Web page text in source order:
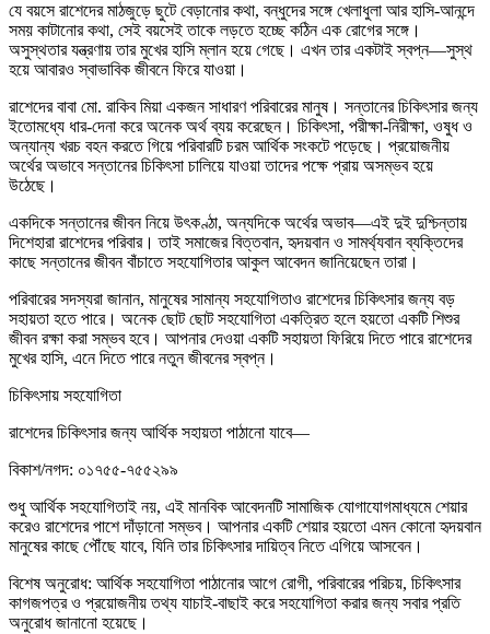
যে বয়সে রাশেদের মাঠজুড়ে ছুটে বেড়ানোর কথা, বন্ধুদের সঙ্গে খেলাধুলা আর হাসি-আনন্দে
সময় কাটানোর কথা, সেই বয়সেই তাকে লড়তে হচ্ছে কঠিন এক রোগের সঙ্গে।
অসুস্থতার যন্ত্রণায় তার মুখের হাসি ম্লান হয়ে গেছে। এখন তার একটাই স্বপ্ন—সুস্থ
হয়ে আবারও স্বাভাবিক জীবনে ফিরে যাওয়া।
রাশেদের বাবা মো. রাকিব মিয়া একজন সাধারণ পরিবারের মানুষ। সন্তানের চিকিৎসার জন্য
ইতোমধ্যে ধার-দেনা করে অনেক অর্থ ব্যয় করেছেন। চিকিৎসা, পরীক্ষা-নিরীক্ষা, ওষুধ ও
অন্যান্য খরচ বহন করতে গিয়ে পরিবারটি চরম আর্থিক সংকটে পড়েছে। প্রয়োজনীয়
অর্থের অভাবে সন্তানের চিকিৎসা চালিয়ে যাওয়া তাদের পক্ষে প্রায় অসম্ভব হয়ে
উঠেছে।
একদিকে সন্তানের জীবন নিয়ে উৎকণ্ঠা, অন্যদিকে অর্থের অভাব—এই দুই দুশ্চিন্তায়
দিশেহারা রাশেদের পরিবার। তাই সমাজের বিত্তবান, হৃদয়বান ও সামর্থ্যবান ব্যক্তিদের
কাছে সন্তানের জীবন বাঁচাতে সহযোগিতার আকুল আবেদন জানিয়েছেন তারা।
পরিবারের সদস্যরা জানান, মানুষের সামান্য সহযোগিতাও রাশেদের চিকিৎসার জন্য বড়
সহায়তা হতে পারে। অনেক ছোট ছোট সহযোগিতা একত্রিত হলে হয়তো একটি শিশুর
জীবন রক্ষা করা সম্ভব হবে। আপনার দেওয়া একটি সহায়তা ফিরিয়ে দিতে পারে রাশেদের
মুখের হাসি, এনে দিতে পারে নতুন জীবনের স্বপ্ন।
চিকিৎসায় সহযোগিতা
রাশেদের চিকিৎসার জন্য আর্থিক সহায়তা পাঠানো যাবে—
বিকাশ/নগদ: ০১৭৫৫-৭৫৫২৯৯
শুধু আর্থিক সহযোগিতাই নয়, এই মানবিক আবেদনটি সামাজিক যোগাযোগমাধ্যমে শেয়ার
করেও রাশেদের পাশে দাঁড়ানো সম্ভব। আপনার একটি শেয়ার হয়তো এমন কোনো হৃদয়বান
মানুষের কাছে পৌঁছে যাবে, যিনি তার চিকিৎসার দায়িত্ব নিতে এগিয়ে আসবেন।
বিশেষ অনুরোধ: আর্থিক সহযোগিতা পাঠানোর আগে রোগী, পরিবারের পরিচয়, চিকিৎসার
কাগজপত্র ও প্রয়োজনীয় তথ্য যাচাই-বাছাই করে সহযোগিতা করার জন্য সবার প্রতি
অনুরোধ জানানো হয়েছে।